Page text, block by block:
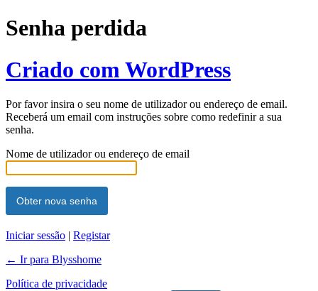
Senha perdida
Criado com WordPress
Por favor insira o seu nome de utilizador ou endereço de email.
Receberá um email com instruções sobre como redefinir a sua
senha.
Nome de utilizador ou endereço de email
Iniciar sessão | Registar
← Ir para Blysshome
Política de privacidade